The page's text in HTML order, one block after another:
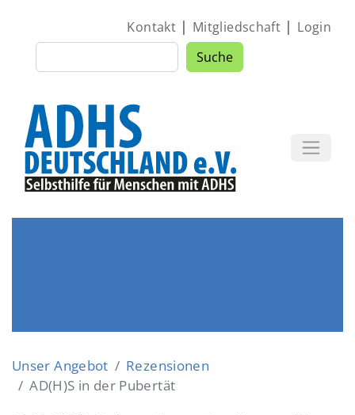
Suche Suche
Kontakt| Mitgliedschaft | Login
Unser Angebot
Rezensionen
AD(H)S in der Pubertät